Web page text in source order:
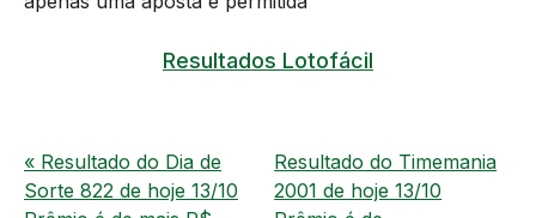
Resultados Lotofácil
« Resultado do Dia de
Sorte 822 de hoje 13/10
Resultado do Timemania
2001 de hoje 13/10